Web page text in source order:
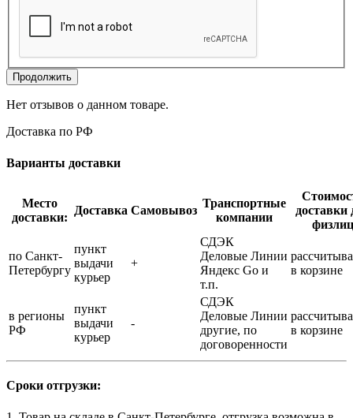
Продолжить
Нет отзывов о данном товаре.
Доставка по РФ
Варианты доставки
Место
доставки:
Доставка Самовывоз
Транспортные
компании
доставки
физлиц
по Санкт-
Петербургу
пункт
выдачи
курьер
+
СДЭК
Деловые Линии
Яндекс Go и
т.п.
в корзине
в регионы
РФ
пункт
выдачи
курьер
-
СДЭК
Деловые Линии
другие, по
договоренности
в корзине
Сроки отгрузки: